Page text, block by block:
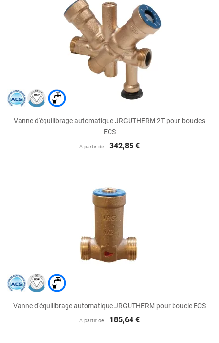
Vanne d'équilibrage automatique JRGUTHERM 2T pour boucles
ECS
A partir de 342,85 €
Vanne d'équilibrage automatique JRGUTHERM pour boucle ECS
A partir de 185,64 €